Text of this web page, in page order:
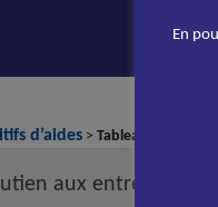
d’aides >Tableaux de
aux entreprises
En